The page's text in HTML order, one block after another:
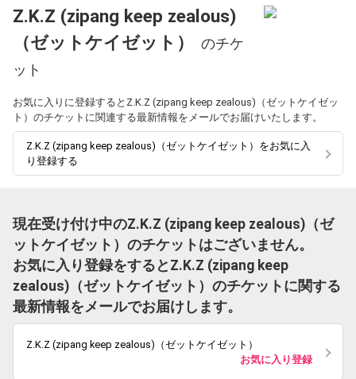
Z.K.Z (zipang keep zealous)
（ゼットケイゼット）
のチケ
ット
お気に入りに登録するとZ.K.Z (zipang keep zealous)（ゼットケイゼッ
ト）のチケットに関連する最新情報をメールでお届けいたします。
Z.K.Z (zipang keep zealous)（ゼットケイゼット）をお気に入
り登録する
現在受け付け中のZ.K.Z (zipang keep zealous)（ゼ
ットケイゼット）のチケットはございません。
お気に入り登録をするとZ.K.Z (zipang keep
zealous)（ゼットケイゼット）のチケットに関する
最新情報をメールでお届けします。
Z.K.Z (zipang keep zealous)（ゼットケイゼット）
お気に入り登録